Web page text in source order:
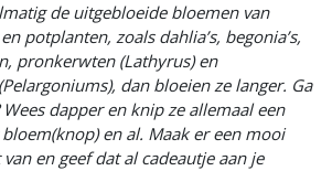
de uitgebloeide bloemen van
potplanten, zoals dahlia’s, begonia’s,
pronkerwten (Lathyrus) en
dan bloeien ze langer. Ga
dapper en knip ze allemaal een
en al. Maak er een mooi
en geef dat al cadeautje aan je